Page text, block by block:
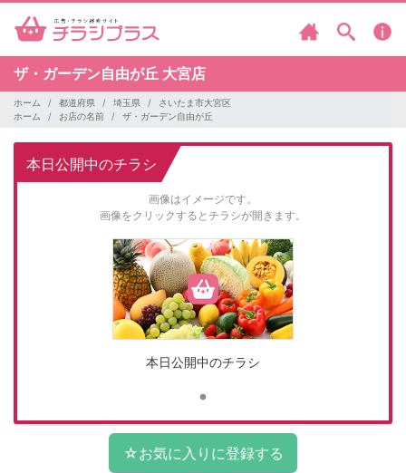
ザ・ガーデン自由が丘 大宮店
ホーム 都道府県 埼玉県
さいたま市大宮区
ホーム
お店の名前 ザ・ガーデン自由が丘
本日公開中のチラシ
画像はイメージです。
画像をクリックするとチラシが開きます。
本日公開中のチラシ